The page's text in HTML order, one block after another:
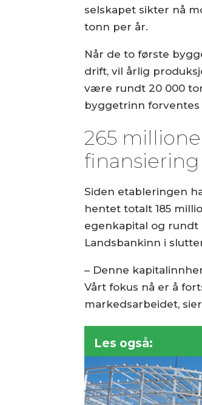
selskapet sikter nå
tonn per år.
Når de to første
drift, vil årlig
være rundt 20 000
byggetrinn forventes
265
finansiering
Siden etableringen
hentet totalt 185
egenkapital og rundt
Landsbankinn i
– Denne
Vårt fokus nå er å
markedsarbeidet,
Les også: